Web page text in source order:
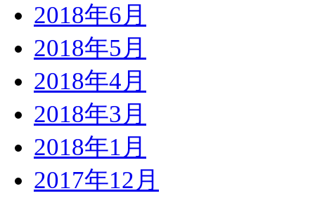
2018年6月
2018年5月
2018年4月
2018年3月
2018年1月
2017年12月